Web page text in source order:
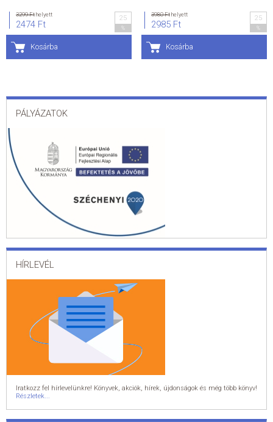
3299 Fthelyett
2474 Ft
25
Kosárba
3980 Fthelyett
2985 Ft
25
Kosárba
PÁLYÁZATOK
HÍRLEVÉL
Iratkozz fel hírlevelünkre! Könyvek, akciók, hírek, újdonságok és még több könyv!
Részletek...